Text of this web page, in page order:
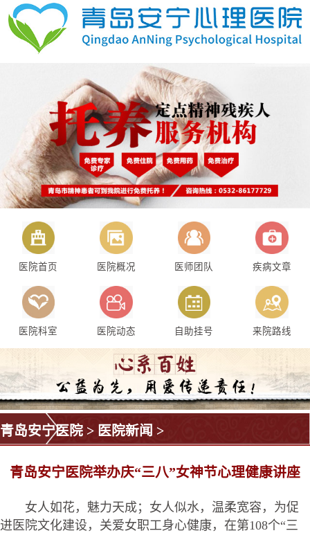
医院首页 医院概况 医师团队 疾病文章
医院科室 医院动态 自助挂号 来院路线
青岛安宁医院 > 医院新闻 >
青岛安宁医院举办庆“三八”女神节心理健康讲座
女人如花，魅力天成；女人似水，温柔宽容，为促
进医院文化建设，关爱女职工身心健康，在第108个“三